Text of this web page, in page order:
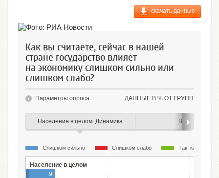
скачать данные
Как вы считаете, сейчас в нашей
стране государство влияет
на экономику слишком сильно или
слишком слабо?
ДАННЫЕ В % ОТ ГРУПП
Параметры опроса
Население в целом. Динамика Возраст
Слишком сильно Слишком слабо Так, как и
Население в целом
9